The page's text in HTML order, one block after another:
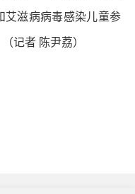
艾滋病病毒感染儿童参
记者 陈尹荔）